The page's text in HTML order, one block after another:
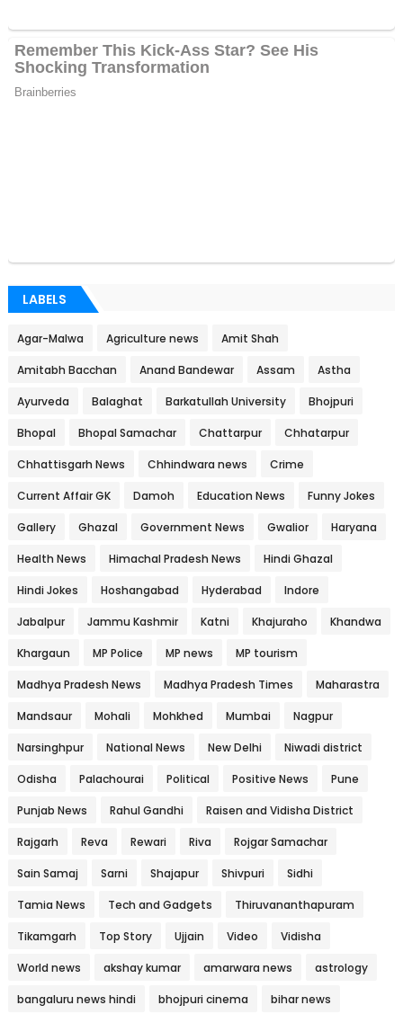
LABELS
Agar-Malwa Agriculture news Amit Shah
Amitabh Bacchan Anand Bandewar Assam Astha
Ayurveda Balaghat Barkatullah University Bhojpuri
Bhopal Bhopal Samachar Chattarpur Chhatarpur
Chhattisgarh News Chhindwara news Crime
Current Affair GK Damoh Education News Funny Jokes
Gallery Ghazal Government News Gwalior Haryana
Health News Himachal Pradesh News Hindi Ghazal
Hindi Jokes Hoshangabad Hyderabad Indore
Jabalpur Jammu Kashmir Katni Khajuraho Khandwa
Khargaun MP Police MP news MP tourism
Madhya Pradesh News Madhya Pradesh Times Maharastra
Mandsaur Mohali Mohkhed Mumbai Nagpur
Narsinghpur National News New Delhi Niwadi district
Odisha Palachourai Political Positive News Pune
Punjab News Rahul Gandhi Raisen and Vidisha District
Rajgarh Reva Rewari Riva Rojgar Samachar
Sain Samaj Sarni Shajapur Shivpuri Sidhi
Tamia News Tech and Gadgets Thiruvananthapuram
Tikamgarh Top Story Ujjain Video Vidisha
World news akshay kumar amarwara news astrology
bangaluru news hindi bhojpuri cinema bihar news